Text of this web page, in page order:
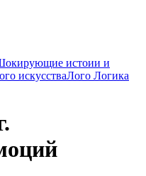
истоии и
искусстваЛого Логика